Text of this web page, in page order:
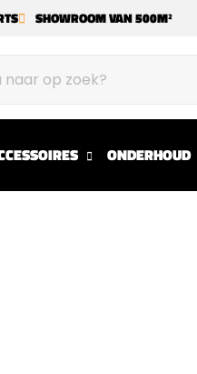
SHOWROOM VAN 500M²
ONDERHOUD